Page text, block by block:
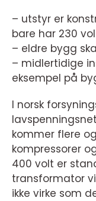
– utstyr er
bare har 230
– eldre bygg
– midlertidige
eksempel på
I norsk
kommer flere
kompressorer
400 volt er
transformator
ikke virke som